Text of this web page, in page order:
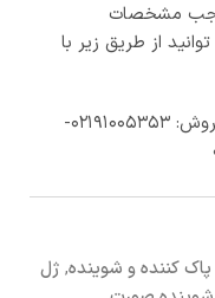
مشخصات
از طریق زیر با
تماس مستقیم با واحد مشاوره و فروش: ۰۲۱۹۱۰۰۵۳۵۳-
پاک کننده و شوینده, ژل